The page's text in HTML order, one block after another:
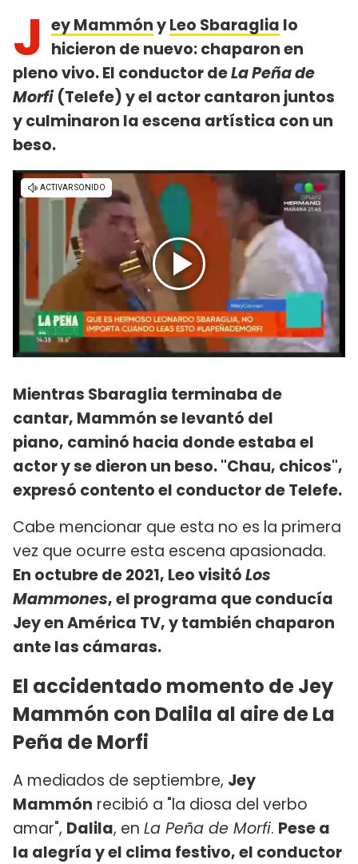
J ey MammónyLeo Sbaraglia lo
hicieron de nuevo: chaparon en
pleno vivo. El conductor deLa Peña de
Morfi(Telefe) y el actor cantaron juntos
y culminaron la escena artística con un
beso.
Mientras Sbaraglia terminaba de
cantar, Mammón se levantó del
piano, caminó hacia donde estaba el
actor y se dieron un beso. "Chau, chicos",
expresó contento el conductor de Telefe.
Cabe mencionar que esta no es la primera
vez que ocurre esta escena apasionada.
En octubre de 2021, Leo visitóLos
Mammones, el programa que conducía
Jey en América TV, y también chaparon
ante las cámaras.
El accidentado momento de Jey
Mammón con Dalila al aire de La
Peña de Morfi
A mediados de septiembre, Jey
Mammón recibió a "la diosa del verbo
amar", Dalila, en La Peña de Morfi. Pese a
la alegría y el clima festivo, el conductor